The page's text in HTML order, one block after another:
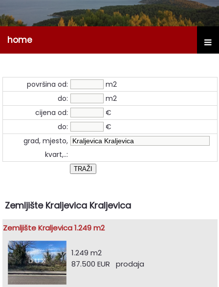
home
površina od:
m2
do:
m2
cijena od:
€
do:
€
grad, mjesto,
kvart,..:
Zemljište Kraljevica Kraljevica
Zemljište Kraljevica 1.249 m2
1.249 m2
87.500 EUR prodaja